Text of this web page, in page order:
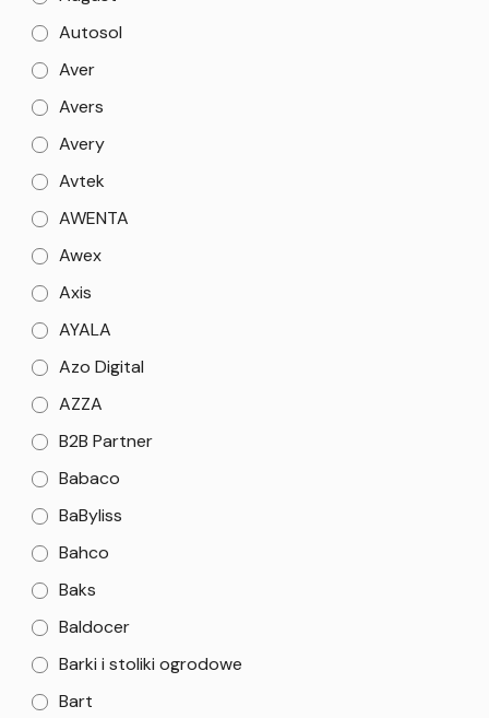
Autosol
Aver
Avers
Avery
Avtek
AWENTA
Awex
Axis
AYALA
Azo Digital
AZZA
B2B Partner
Babaco
BaByliss
Bahco
Baks
Baldocer
Barki i stoliki ogrodowe
Bart